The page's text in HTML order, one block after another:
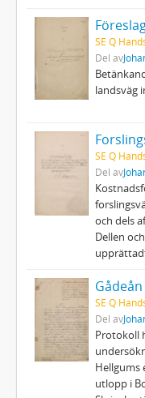
SE Q
Del av
landsväg
SE Q
Del av
och dels
Dellen
Gådeån
SE Q
Del av
Protokoll
Hellgums
utlopp i